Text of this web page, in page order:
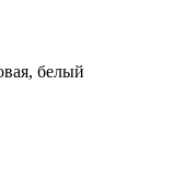
белый